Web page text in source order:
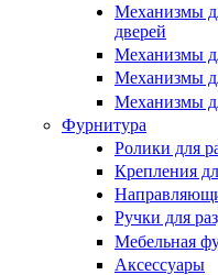
Механизмы
дверей
Механизмы
Механизмы
Механизмы
Фурнитура
Ролики для
Крепления
Ручки для
Мебельная
Аксессуары